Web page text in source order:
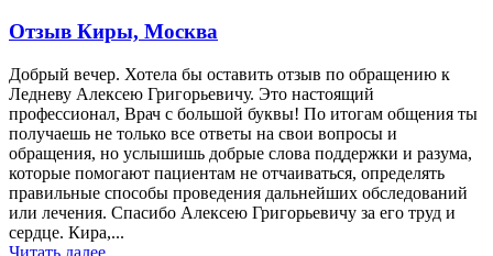
Отзыв Киры, Москва
Добрый вечер. Хотела бы оставить отзыв по обращению к
Ледневу Алексею Григорьевичу. Это настоящий
профессионал, Врач с большой буквы! По итогам общения ты
получаешь не только все ответы на свои вопросы и
обращения, но услышишь добрые слова поддержки и разума,
которые помогают пациентам не отчаиваться, определять
правильные способы проведения дальнейших обследований
или лечения. Спасибо Алексею Григорьевичу за его труд и
сердце. Кира,...
Читать далее